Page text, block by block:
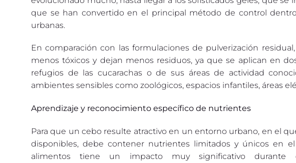
que se han convertido en el principal método de control
urbanas.
En comparación con las formulaciones de pulverización
menos tóxicos y dejan menos residuos, ya que se aplican en
refugios de las cucarachas o de sus áreas de actividad
ambientes sensibles como zoológicos, espacios infantiles, áreas
Aprendizaje y reconocimiento específico de nutrientes
Para que un cebo resulte atractivo en un entorno urbano, en el
disponibles, debe contener nutrientes limitados y únicos en
alimentos tiene un impacto muy significativo